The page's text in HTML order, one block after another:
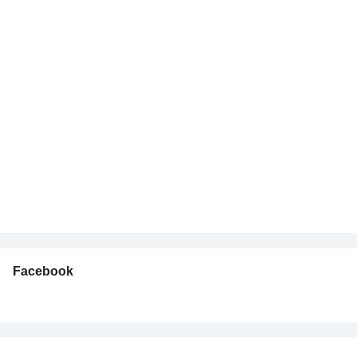
Facebook